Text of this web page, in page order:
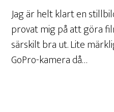
Jag är helt klart en
provat mig på att göra
särskilt bra ut. Lite
GoPro-kamera då…